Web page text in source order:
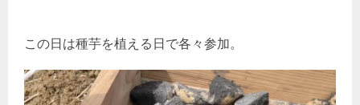
この日は種芋を植える日で各々参加。